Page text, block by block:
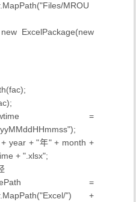
MROU
ExcelPackage(new
=
year + "年" + month +
+ ".xlsx";
=
") +